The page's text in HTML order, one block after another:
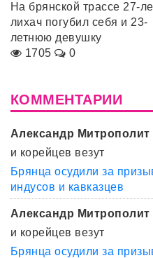
На брянской трассе 27-
лихач погубил себя и 23-
летнюю девушку
1705
0
КОММЕНТАРИИ
Александр
и корейцев везут
Брянца осудили за
индусов и кавказцев
Александр
и корейцев везут
Брянца осудили за